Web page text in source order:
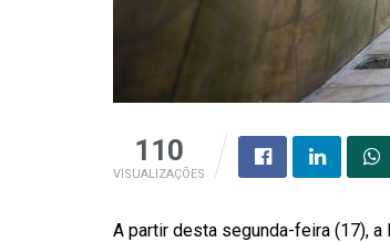
110
VISUALIZAÇÕES
A partir desta segunda-feira (17),